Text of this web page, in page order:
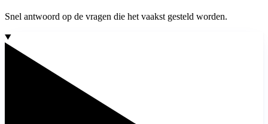
Snel antwoord op de vragen die het vaakst gesteld worden.